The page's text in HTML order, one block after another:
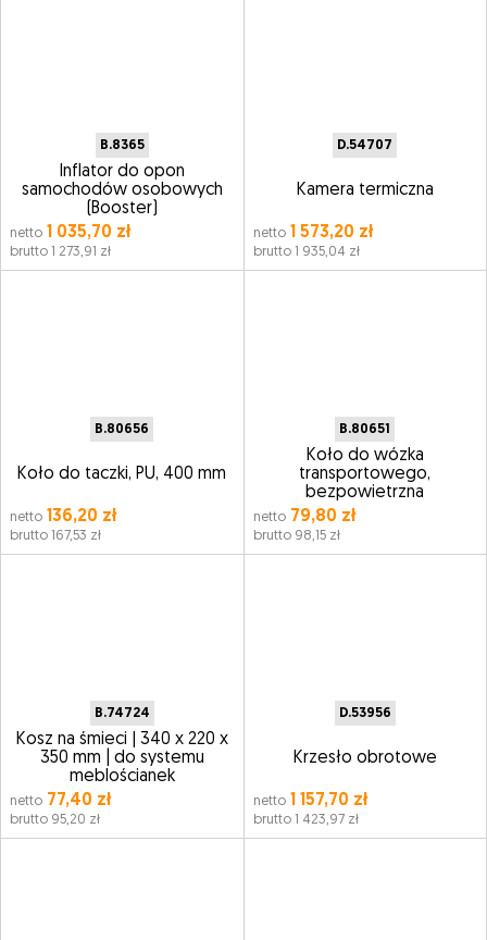
B.8365
Inflator do opon
samochodów osobowych
(Booster)
netto 1 035,70 zł
brutto 1 273,91 zł
D.54707
Kamera termiczna
netto1 573,20 zł
brutto 1 935,04 zł
B.80656
Koło do taczki, PU, 400 mm
netto 136,20 zł
brutto 167,53 zł
B.80651
Koło do wózka
transportowego,
bezpowietrzna
netto79,80 zł
brutto 98,15 zł
B.74724
Kosz na śmieci | 340 x 220 x
350 mm | do systemu
meblościanek
netto 77,40 zł
brutto 95,20 zł
D.53956
Krzesło obrotowe
netto1 157,70 zł
brutto 1 423,97 zł